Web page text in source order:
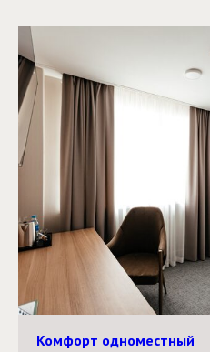
Комфорт одноместный